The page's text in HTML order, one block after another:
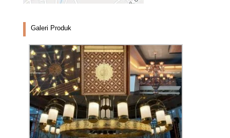
Galeri Produk